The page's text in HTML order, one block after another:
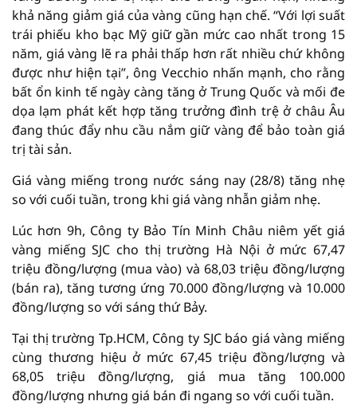
khả năng giảm giá của vàng cũng hạn chế. “Với lợi suất
trái phiếu kho bạc Mỹ giữ gần mức cao nhất trong 15
năm, giá vàng lẽ ra phải thấp hơn rất nhiều chứ không
được như hiện tại”, ông Vecchio nhấn mạnh, cho rằng
bất ổn kinh tế ngày càng tăng ở Trung Quốc và mối đe
dọa lạm phát kết hợp tăng trưởng đình trệ ở châu Âu
đang thúc đẩy nhu cầu nắm giữ vàng để bảo toàn giá
trị tài sản.
Giá vàng miếng trong nước sáng nay (28/8) tăng nhẹ
so với cuối tuần, trong khi giá vàng nhẫn giảm nhẹ.
Lúc hơn 9h, Công ty Bảo Tín Minh Châu niêm yết giá
vàng miếng SJC cho thị trường Hà Nội ở mức 67,47
triệu đồng/lượng (mua vào) và 68,03 triệu đồng/lượng
(bán ra), tăng tương ứng 70.000 đồng/lượng và 10.000
đồng/lượng so với sáng thứ Bảy.
Tại thị trường Tp.HCM, Công ty SJC báo giá vàng miếng
cùng thương hiệu ở mức 67,45 triệu đồng/lượng và
68,05 triệu đồng/lượng, giá mua tăng 100.000
đồng/lượng nhưng giá bán đi ngang so với cuối tuần.